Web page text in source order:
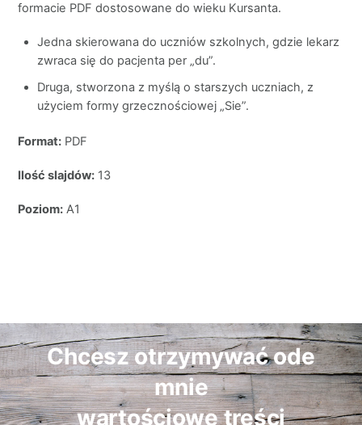
formacie PDF dostosowane do wieku Kursanta.
Jedna skierowana do uczniów szkolnych, gdzie lekarz
zwraca się do pacjenta per „du”.
Druga, stworzona z myślą o starszych uczniach, z
użyciem formy grzecznościowej „Sie”.
Format: PDF
Ilość slajdów: 13
Poziom: A1
Chcesz otrzymywać ode
mnie
wartościowe treści